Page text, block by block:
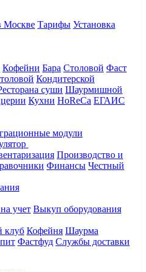
Москве Тарифы Установка
Кофейни Бара Столовой Фаст
Кондитерской
суши Шаурмишной
Кухни HoReCa ЕГАИС
модули
Производство и
Финансы Честный
учет Выкуп оборудования
клуб Кофейня Шаурма
Фастфуд Службы доставки